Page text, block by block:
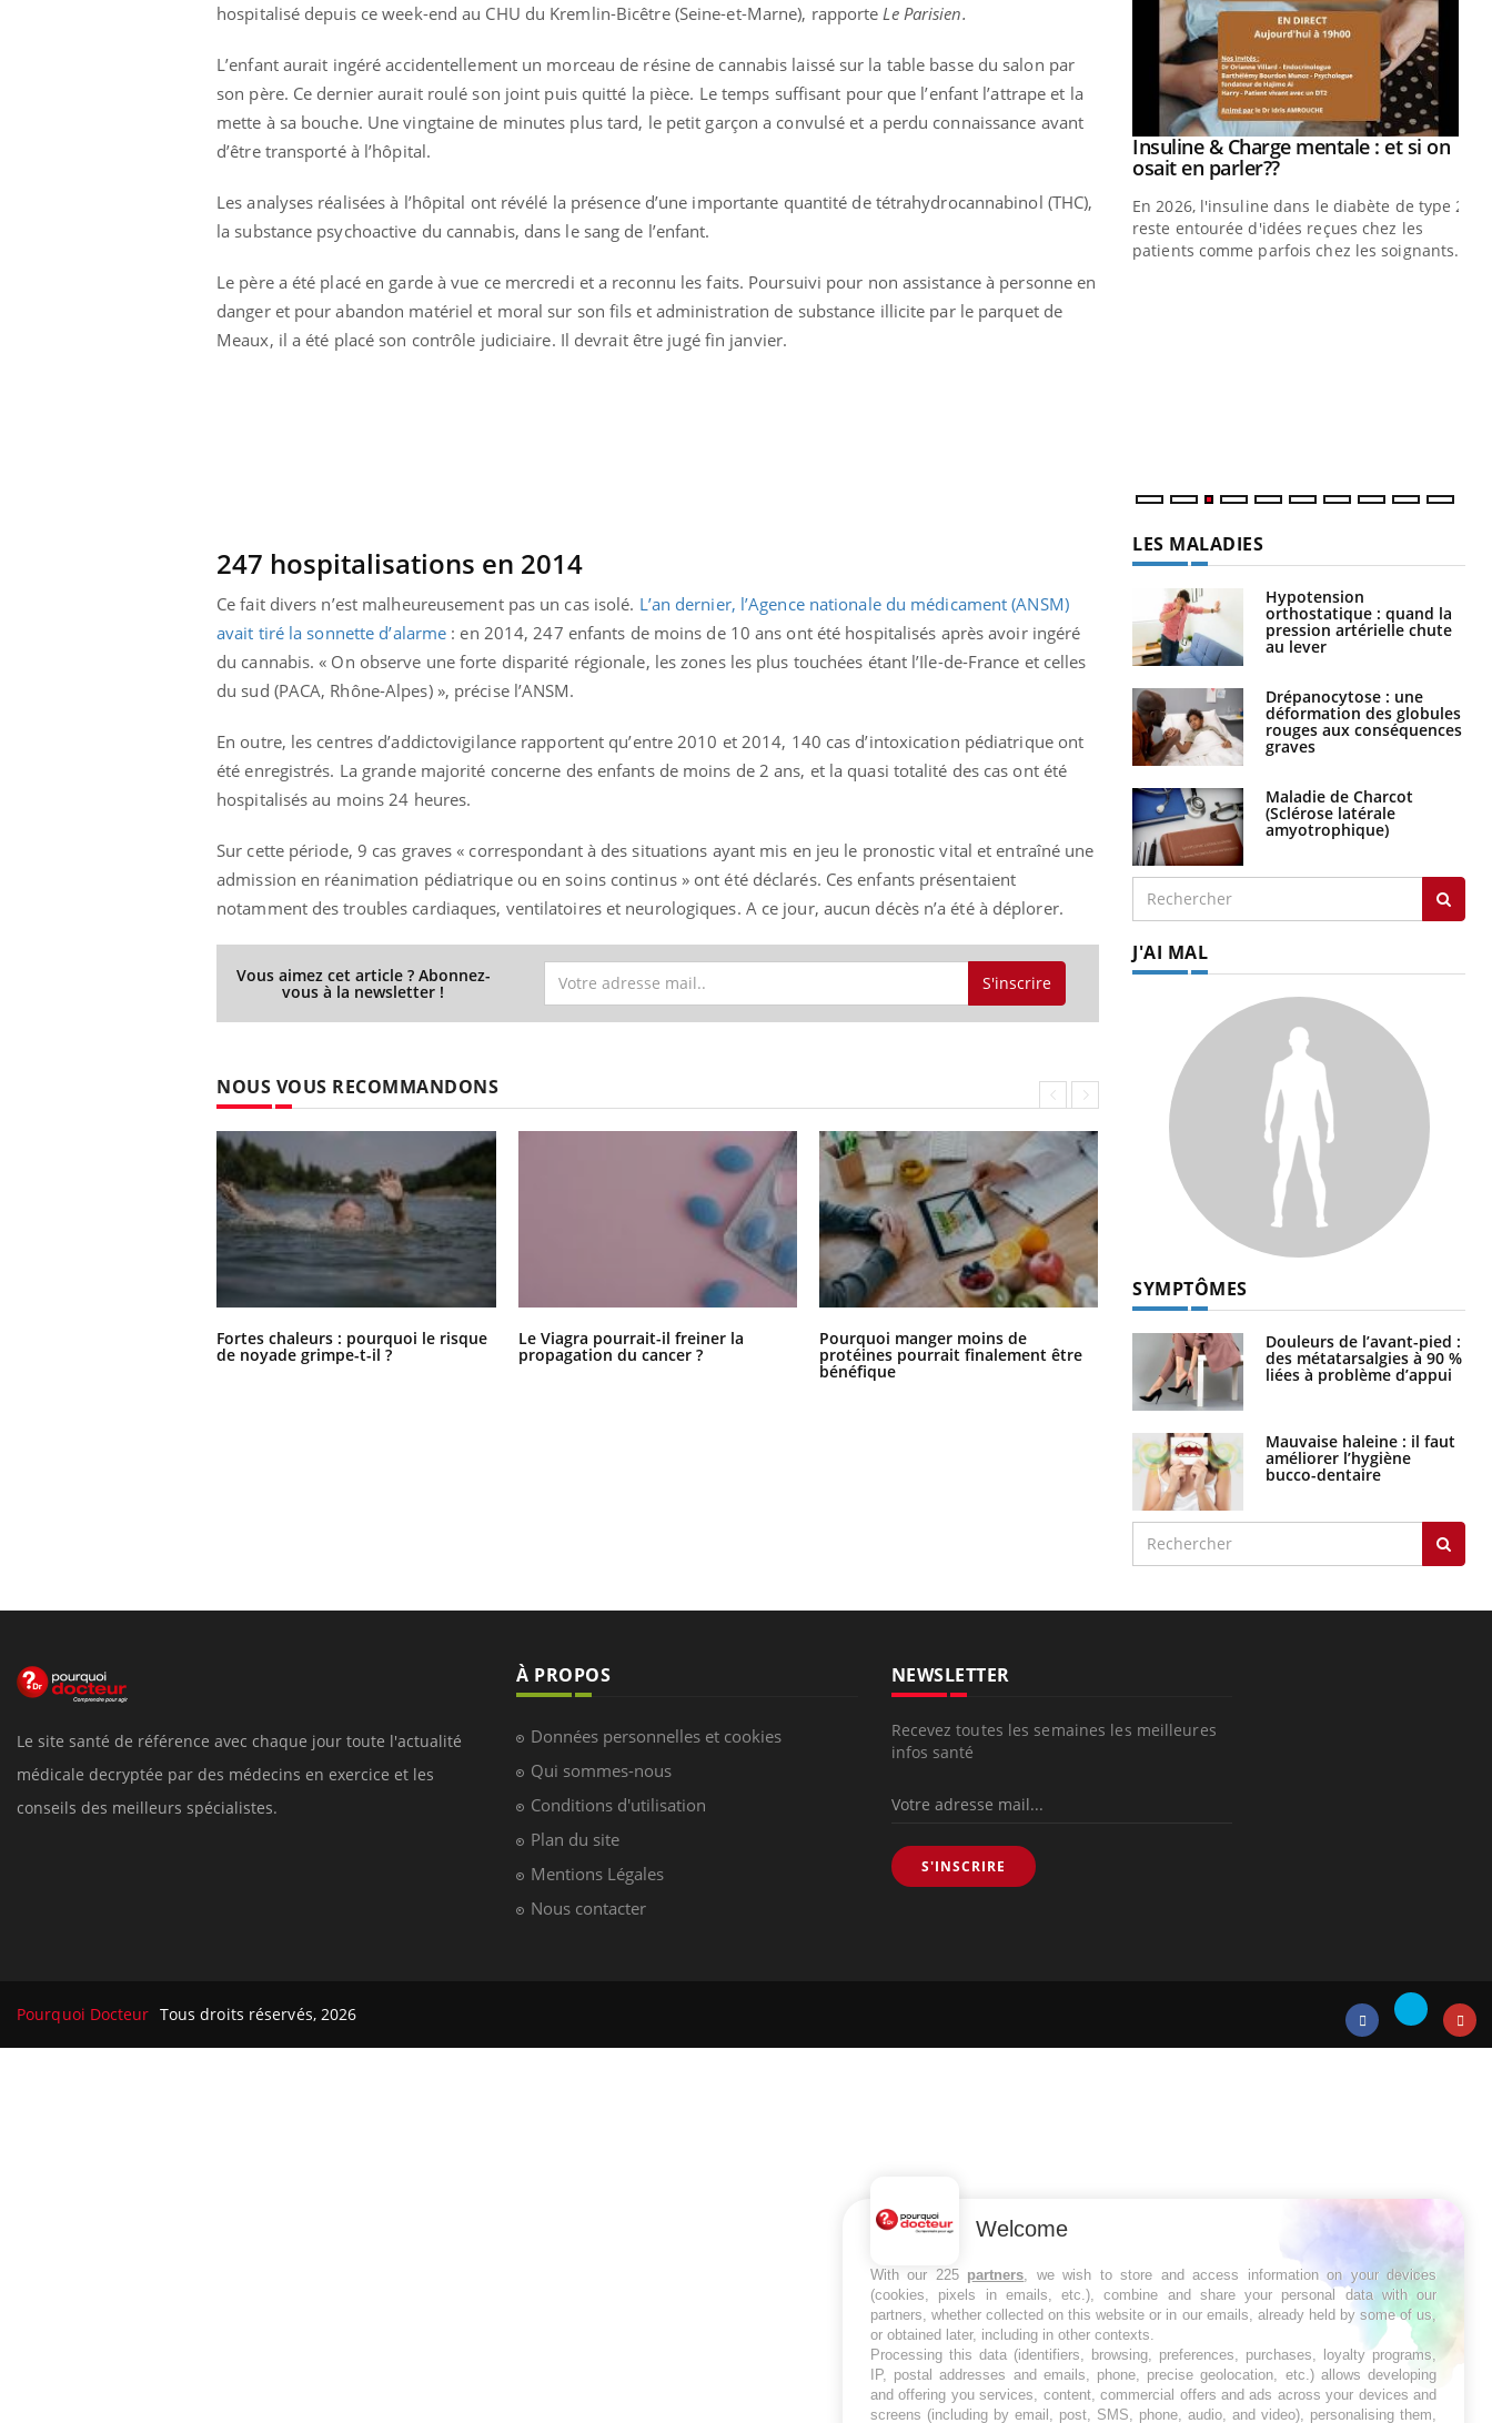
hospitalisé depuis ce week-end au CHU du Kremlin-Bicêtre (Seine-et-Marne), rapporte Le Parisien.
L’enfant aurait ingéré accidentellement un morceau de résine de cannabis laissé sur la table basse du salon par
son père. Ce dernier aurait roulé son joint puis quitté la pièce. Le temps suffisant pour que l’enfant l’attrape et la
mette à sa bouche. Une vingtaine de minutes plus tard, le petit garçon a convulsé et a perdu connaissance avant
d’être transporté à l’hôpital.
Les analyses réalisées à l’hôpital ont révélé la présence d’une importante quantité de tétrahydrocannabinol (THC),
la substance psychoactive du cannabis, dans le sang de l’enfant.
Le père a été placé en garde à vue ce mercredi et a reconnu les faits. Poursuivi pour non assistance à personne en
danger et pour abandon matériel et moral sur son fils et administration de substance illicite par le parquet de
Meaux, il a été placé son contrôle judiciaire. Il devrait être jugé fin janvier.
247 hospitalisations en 2014
Ce fait divers n’est malheureusement pas un cas isolé. L’an dernier, l’Agence nationale du médicament (ANSM)
avait tiré la sonnette d’alarme : en 2014, 247 enfants de moins de 10 ans ont été hospitalisés après avoir ingéré
du cannabis. « On observe une forte disparité régionale, les zones les plus touchées étant l’Ile-de-France et celles
du sud (PACA, Rhône-Alpes) », précise l’ANSM.
En outre, les centres d’addictovigilance rapportent qu’entre 2010 et 2014, 140 cas d’intoxication pédiatrique ont
été enregistrés. La grande majorité concerne des enfants de moins de 2 ans, et la quasi totalité des cas ont été
hospitalisés au moins 24 heures.
Sur cette période, 9 cas graves « correspondant à des situations ayant mis en jeu le pronostic vital et entraîné une
admission en réanimation pédiatrique ou en soins continus » ont été déclarés. Ces enfants présentaient
notamment des troubles cardiaques, ventilatoires et neurologiques. A ce jour, aucun décès n’a été à déplorer.
Vous aimez cet article ? Abonnez-
vous à la newsletter ! S'inscrire
NOUS VOUS RECOMMANDONS
Fortes chaleurs : pourquoi le risque
de noyade grimpe-t-il ?
Le Viagra pourrait-il freiner la
propagation du cancer ?
Pourquoi manger moins de
protéines pourrait finalement être
bénéfique
Grossesse et chaleur : ce que dit la
science
Il y a des sujets qui sont faciles à aborder...
d'autres non ! D'un côté, poser des
Fatigue, irritabilité, brouillard mental ou
...
Youtube
Insuline & Charge mentale : et si on
osait en parler??Youtube
En 2026, l'insuline dans le diabète de type 2
reste entourée d'idées reçues chez les
patients comme parfois chez les soignants.
LES MALADIES
Hypotension
orthostatique : quand la
pression artérielle chute
au lever
Drépanocytose : une
déformation des globules
rouges aux conséquences
graves
Maladie de Charcot
(Sclérose latérale
amyotrophique)
J'AI MAL
SYMPTÔMES
Douleurs de l’avant-pied :
des métatarsalgies à 90 %
liées à problème d’appui
Mauvaise haleine : il faut
améliorer l’hygiène
bucco-dentaire
Le site santé de référence avec chaque jour toute l'actualité
médicale decryptée par des médecins en exercice et les
conseils des meilleurs spécialistes.
À PROPOS
Données personnelles et cookies
Qui sommes-nous
Conditions d'utilisation
Plan du site
Mentions Légales
Nous contacter
NEWSLETTER
Recevez toutes les semaines les meilleures
infos santé
S'INSCRIRE
Pourquoi Docteur Tous droits réservés, 2026
Facebook
Twitter
Welcome
With our 225 partners, we wish to store and access information on your devices
(cookies, pixels in emails, etc.), combine and share your personal data with our
partners, whether collected on this website or in our emails, already held by some of us,
or obtained later, including in other contexts.
Processing this data (identifiers, browsing, preferences, purchases, loyalty programs,
IP, postal addresses and emails, phone, precise geolocation, etc.) allows developing
and offering you services, content, commercial offers and ads across your devices and
screens (including by email, post, SMS, phone, audio, and video), personalising them,